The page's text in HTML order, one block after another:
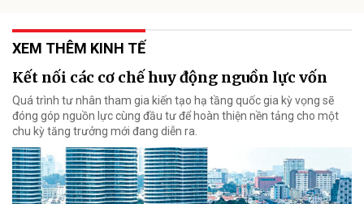
XEM THÊM KINH TẾ
Kết nối các cơ chế huy động nguồn lực vốn
Quá trình tư nhân tham gia kiến tạo hạ tầng quốc gia kỳ vọng sẽ
đóng góp nguồn lực cùng đầu tư để hoàn thiện nền tảng cho một
chu kỳ tăng trưởng mới đang diễn ra.